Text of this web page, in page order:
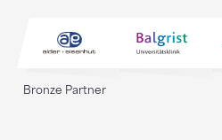
Bronze Partner